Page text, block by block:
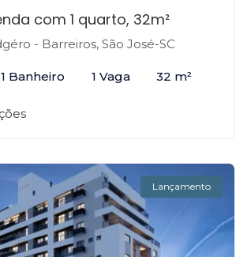
com 1 quarto, 32m²
- Barreiros, São José-SC
1 Banheiro 1 Vaga 32 m²
Lançamento